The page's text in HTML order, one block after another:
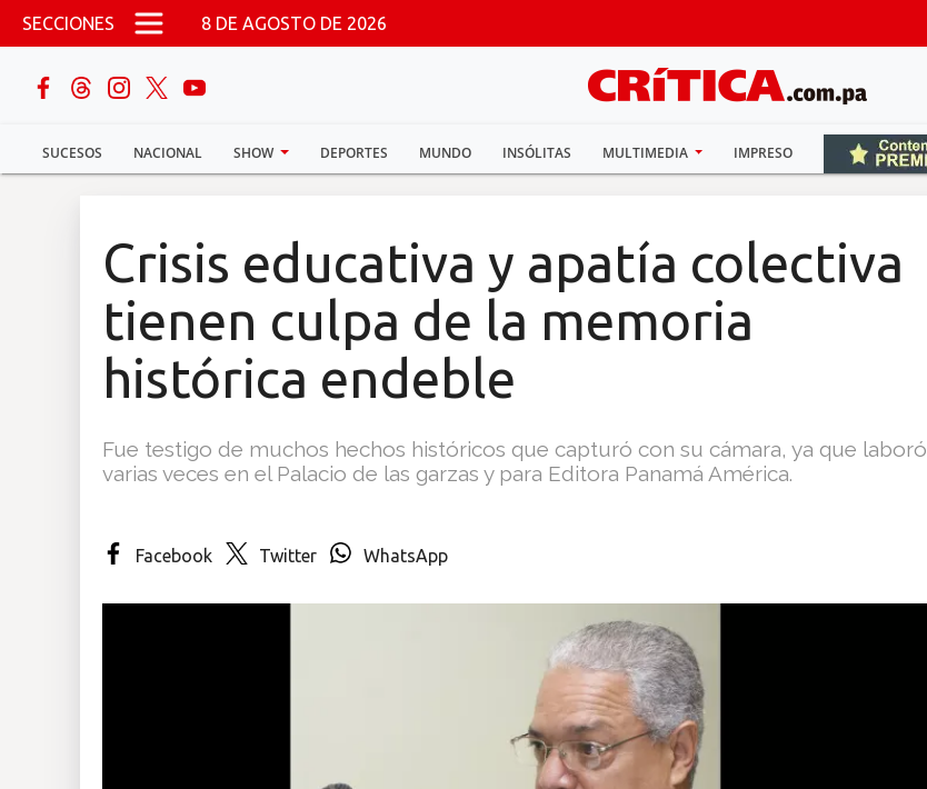
Pasar al contenido principal
SECCIONES 8 DE AGOSTO DE 2026
SUCESOS NACIONAL SHOW DEPORTES MUNDO INSÓLITAS MULTIMEDIA IMPRESO
buscar
Sucesos
Multimedia
Crisis educativa y apatía colectiva
tienen culpa de la memoria
histórica endeble
Fue testigo de muchos hechos históricos que capturó con su cámara, ya que laboró
varias veces en el Palacio de las garzas y para Editora Panamá América.
Facebook Twitter WhatsApp